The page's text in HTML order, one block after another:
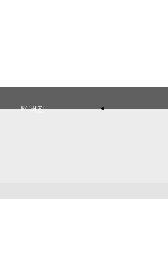
PC버전